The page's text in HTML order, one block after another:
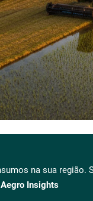
na sua
Insights